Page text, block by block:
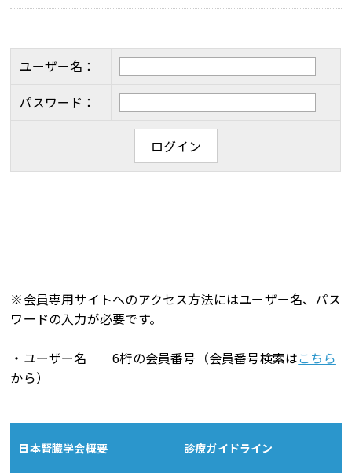
日本腎臓学会概要 診療ガイドライン
ユーザー名：
パスワード：
※会員専用サイトへのアクセス方法にはユーザー名、パス
ワードの入力が必要です。
・ユーザー名 6桁の会員番号（会員番号検索はこちら
から）